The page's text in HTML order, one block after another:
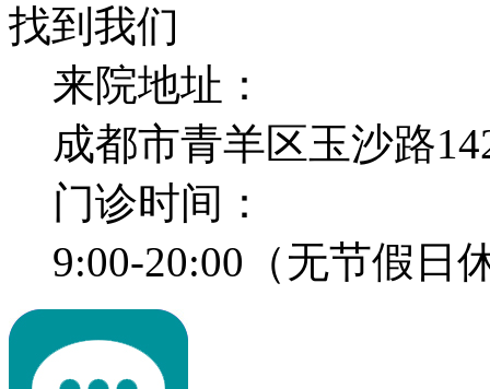
找到我们
来院地址：
成都市青羊区玉沙路
门诊时间：
9:00-20:00（无节假日